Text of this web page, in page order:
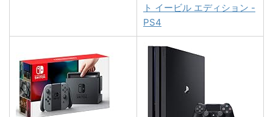
ト イービル エディション -
PS4